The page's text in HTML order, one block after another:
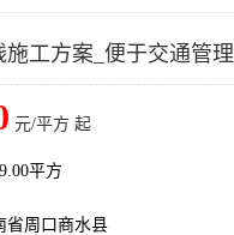
施工方案_便于交通管理
元/平方 起
平方
省周口商水县